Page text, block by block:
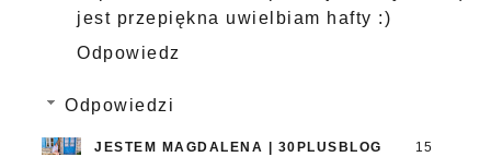
jest przepiękna uwielbiam hafty :)
Odpowiedz
Odpowiedzi
JESTEM MAGDALENA | 30PLUSBLOG
15